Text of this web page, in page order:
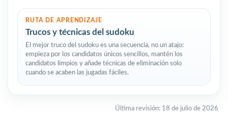
RUTA DE APRENDIZAJE
Trucos y técnicas del sudoku
El mejor truco del sudoku es una secuencia, no un atajo:
empieza por los candidatos únicos sencillos, mantén los
candidatos limpios y añade técnicas de eliminación solo
cuando se acaben las jugadas fáciles.
Última revisión: 18 de julio de 2026